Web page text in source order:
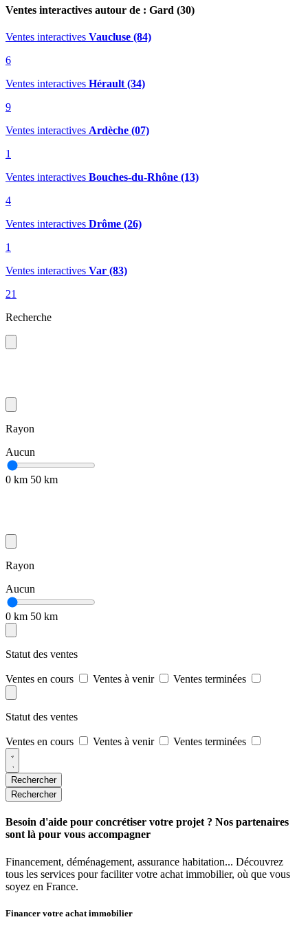
Ventes interactives autour de : Gard (30)
Ventes interactives Vaucluse (84)
6
Ventes interactives Hérault (34)
9
Ventes interactives Ardèche (07)
1
Ventes interactives Bouches-du-Rhône (13)
4
Ventes interactives Drôme (26)
1
Ventes interactives Var (83)
21
Recherche
Rayon
Aucun
0 km 50 km
Rayon
Aucun
0 km 50 km
Statut des ventes
Ventes en cours Ventes à venir Ventes terminées
Statut des ventes
Ventes en cours Ventes à venir Ventes terminées
Rechercher
Rechercher
Besoin d'aide pour concrétiser votre projet ? Nos partenaires
sont là pour vous accompagner
Financement, déménagement, assurance habitation... Découvrez
tous les services pour faciliter votre achat immobilier, où que vous
soyez en France.
Financer votre achat immobilier